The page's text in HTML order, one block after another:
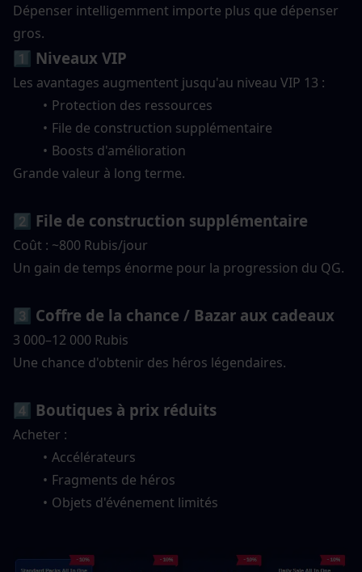
Dépenser intelligemment importe plus que dépenser
gros.
1️⃣ Niveaux VIP
Les avantages augmentent jusqu'au niveau VIP 13 :
Protection des ressources
File de construction supplémentaire
Boosts d'amélioration
Grande valeur à long terme.
2️⃣ File de construction supplémentaire
Coût : ~800 Rubis/jour
Un gain de temps énorme pour la progression du QG.
3️⃣ Coffre de la chance / Bazar aux cadeaux
3 000–12 000 Rubis
Une chance d'obtenir des héros légendaires.
4️⃣ Boutiques à prix réduits
Acheter :
Accélérateurs
Fragments de héros
Objets d'événement limités